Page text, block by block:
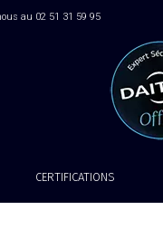
au 02 51 31 59 95
CERTIFICATIONS